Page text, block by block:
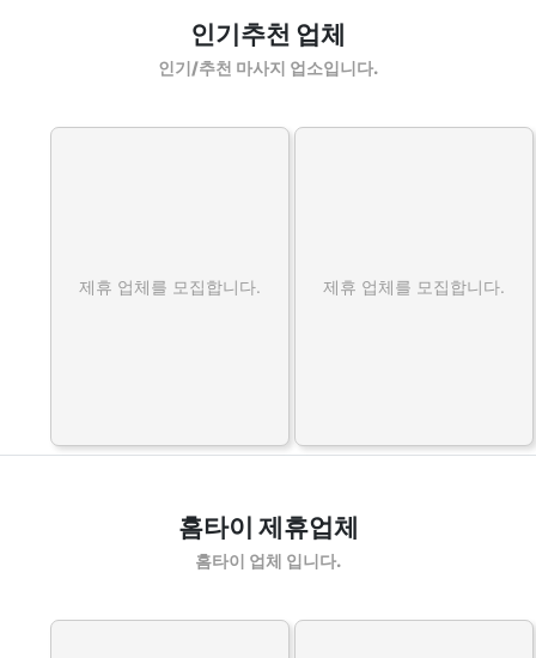
인기추천 업체
인기/추천 마사지 업소입니다.
제휴 업체를 모집합니다. 제휴 업체를 모집합니다.
홈타이 제휴업체
홈타이 업체 입니다.